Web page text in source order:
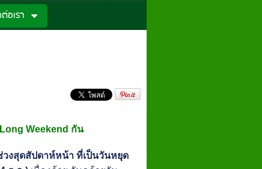
อเรา
Weekend กัน
วงสุดสัปดาห์หน้า ที่เป็นวันหยุด